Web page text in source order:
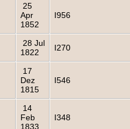
25
Apr
1852
I956
28 Jul
1822
I270
17
Dez
1815
I546
14
Feb
1833
I348